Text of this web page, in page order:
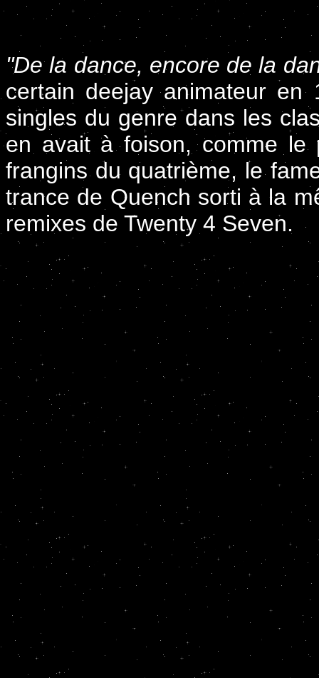
"De la dance, encore de la
certain deejay animateur en
singles du genre dans les
en avait à foison, comme le
frangins du quatrième, le
trance de Quench sorti à la
remixes de Twenty 4 Seven.